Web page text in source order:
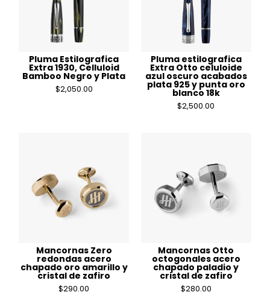
Pluma Estilografica
Extra 1930, Celluloid
Bamboo Negro y Plata
$2,050.00
Pluma estilografica
Extra Otto celuloide
azul oscuro acabados
plata 925 y punta oro
blanco 18k
$2,500.00
Mancornas Zero
redondas acero
chapado oro amarillo y
cristal de zafiro
$290.00
Mancornas Otto
octogonales acero
chapado paladio y
cristal de zafiro
$280.00